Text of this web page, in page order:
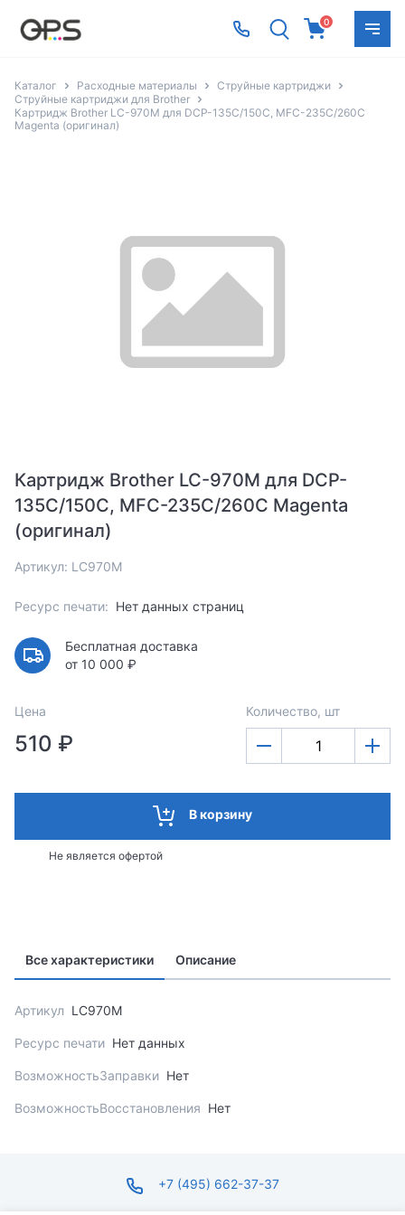
0
Каталог Расходные материалы
Струйные картриджи
Струйные картриджи для Brother
Картридж Brother LC-970M для DCP-135C/150C, MFC-235C/260С
Magenta (оригинал)
Картридж Brother LC-970M для DCP-
135C/150C, MFC-235C/260С Magenta
(оригинал)
Артикул: LC970M
Ресурс печати: Нет данных страниц
Бесплатная доставка
от 10 000 ₽
Цена
510 ₽
Количество, шт
В корзину
Не является офертой
Все характеристики Описание
Артикул LC970M
Ресурс печати Нет данных
ВозможностьЗаправки Нет
ВозможностьВосстановления Нет
+7 (495) 662-37-37